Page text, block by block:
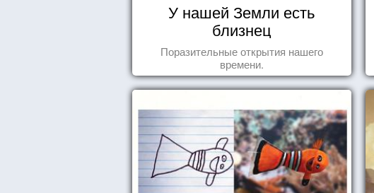
У нашей Земли есть
близнец
Поразительные открытия нашего
времени.